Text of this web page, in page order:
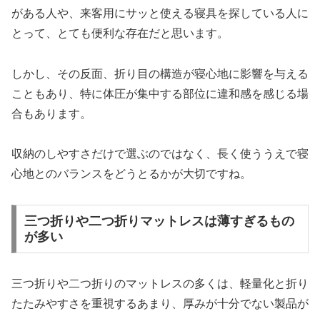
がある人や、来客用にサッと使える寝具を探している人に
とって、とても便利な存在だと思います。
しかし、その反面、折り目の構造が寝心地に影響を与える
こともあり、特に体圧が集中する部位に違和感を感じる場
合もあります。
収納のしやすさだけで選ぶのではなく、長く使ううえで寝
心地とのバランスをどうとるかが大切ですね。
三つ折りや二つ折りマットレスは薄すぎるもの
が多い
三つ折りや二つ折りのマットレスの多くは、軽量化と折り
たたみやすさを重視するあまり、厚みが十分でない製品が